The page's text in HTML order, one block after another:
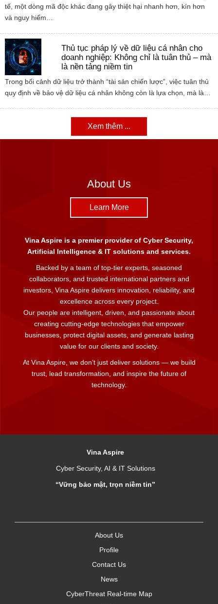
tế, một dòng mã độc khác đang gây thiệt hại nhanh hơn, kín hơn
và nguy hiểm…
Thủ tục pháp lý về dữ liệu cá nhân cho
doanh nghiệp: Không chỉ là tuân thủ – mà
là nền tảng niềm tin
Trong bối cảnh dữ liệu trở thành “tài sản chiến lược”, việc tuân thủ
quy định về bảo vệ dữ liệu cá nhân không còn là lựa chọn, mà là…
Xem thêm ...
About Us
Learn More
Vina Aspire is a premier provider of Cyber Security,
Artificial Intelligence & IT solutions and services.
Backed by a team of top-tier experts, seasoned
collaborators, and trusted international partners and
investors, Vina Aspire delivers innovation, reliability, and
excellence across every project.
Our people are intelligent, driven, and passionate about
creating cutting-edge technologies that empower
businesses, protect digital assets, and generate lasting
value for our clients and society.
At Vina Aspire, we don’t just deliver solutions — we build
trust, lead transformation, and inspire the future of
technology.
Vina Aspire
Cyber Security, AI & IT Solutions
“Vững bảo mật, trọn niềm tin”
About Us
Profile
Contact Us
News
CyberThreat Real-time Map